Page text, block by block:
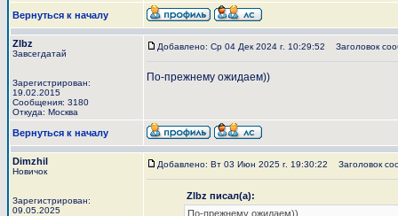
Вернуться к началу
Zlbz
Завсегдатай
Зарегистрирован:
19.02.2015
Сообщения: 3180
Откуда: Москва
Добавлено: Ср 04 Дек 2024 г. 10:29:52 Заголовок
По-прежнему ожидаем))
Вернуться к началу
Dimzhil
Новичок
Зарегистрирован:
09.05.2025
Добавлено: Вт 03 Июн 2025 г. 19:30:22 Заголовок
Zlbz писал(а):
По-прежнему ожидаем))